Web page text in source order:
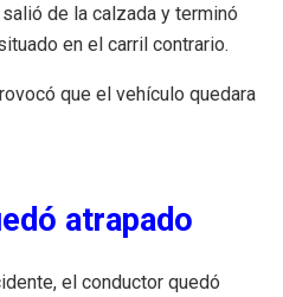
de la calzada y terminó
en el carril contrario.
que el vehículo quedara
atrapado
el conductor quedó